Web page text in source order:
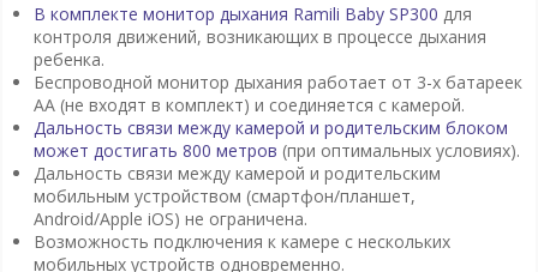
В комплекте монитор дыхания Ramili Baby SP300 для
контроля движений, возникающих в процессе дыхания
ребенка.
Беспроводной монитор дыхания работает от 3-х батареек
AA (не входят в комплект) и соединяется с камерой.
Дальность связи между камерой и родительским блоком
может достигать 800 метров (при оптимальных условиях).
Дальность связи между камерой и родительским
мобильным устройством (смартфон/планшет,
Android/Apple iOS) не ограничена.
Возможность подключения к камере с нескольких
мобильных устройств одновременно.